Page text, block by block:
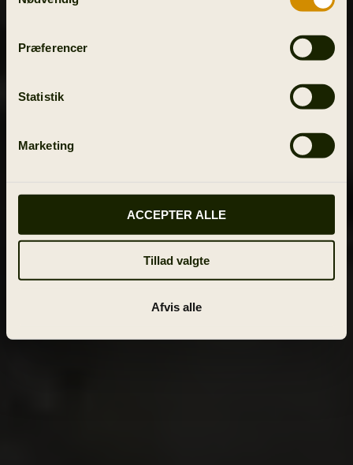
Præferencer
Statistik
Marketing
ACCEPTER ALLE
Tillad valgte
Afvis alle